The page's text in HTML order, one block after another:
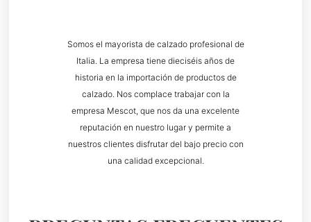
Somos el mayorista de calzado profesional de
Italia. La empresa tiene dieciséis años de
historia en la importación de productos de
calzado. Nos complace trabajar con la
empresa Mescot, que nos da una excelente
reputación en nuestro lugar y permite a
nuestros clientes disfrutar del bajo precio con
una calidad excepcional.